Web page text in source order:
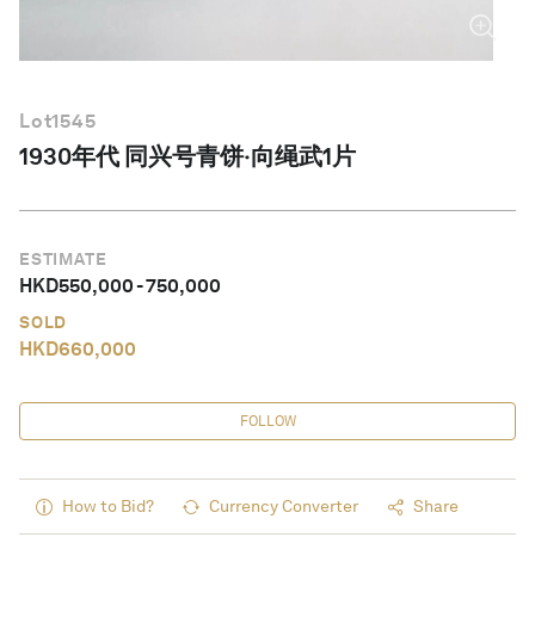
Lot1545
1930年代 同兴号青饼‧向绳武1片
ESTIMATE
HKD550,000-750,000
SOLD
HKD660,000
FOLLOW
How to Bid? Currency Converter Share